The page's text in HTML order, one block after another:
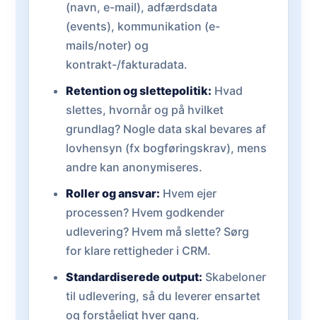
(navn, e-mail), adfærdsdata
(events), kommunikation (e-
mails/noter) og
kontrakt-/fakturadata.
Retention og slettepolitik: Hvad
slettes, hvornår og på hvilket
grundlag? Nogle data skal bevares af
lovhensyn (fx bogføringskrav), mens
andre kan anonymiseres.
Roller og ansvar: Hvem ejer
processen? Hvem godkender
udlevering? Hvem må slette? Sørg
for klare rettigheder i CRM.
Standardiserede output: Skabeloner
til udlevering, så du leverer ensartet
og forståeligt hver gang.